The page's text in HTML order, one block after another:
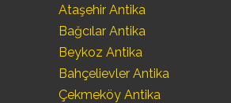
Ataşehir Antika
Bağcılar Antika
Beykoz Antika
Bahçelievler Antika
Çekmeköy Antika